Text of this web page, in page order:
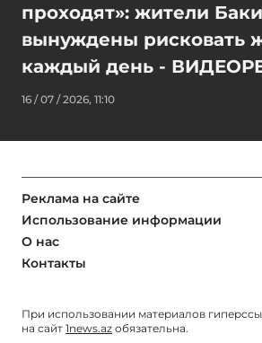
проходят»: жители
вынуждены рисковать
каждый день -
16 / 07 / 2026, 11:10
Реклама на сайте
Использование информации
О нас
Контакты
При использовании материалов
на сайт 1news.az обязательна.